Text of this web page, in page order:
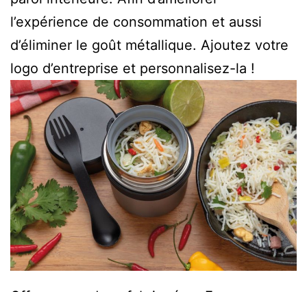
l’expérience de consommation et aussi
d’éliminer le goût métallique. Ajoutez votre
logo d’entreprise et personnalisez-la !